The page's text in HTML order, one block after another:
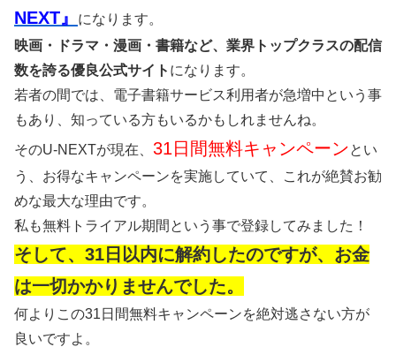
NEXT』
になります。
映画・ドラマ・漫画・書籍など、業界トップクラスの配信
数を誇る優良公式サイト になります。
若者の間では、電子書籍サービス利用者が急増中という事
もあり、知っている方もいるかもしれませんね。
そのU-NEXTが現在、 31日間無料キャンペーンとい
う、お得なキャンペーンを実施していて、これが絶賛お勧
めな最大な理由です。
私も無料トライアル期間という事で登録してみました！
そして、31日以内に解約したのですが、お金
は一切かかりませんでした。
何よりこの31日間無料キャンペーンを絶対逃さない方が
良いですよ。